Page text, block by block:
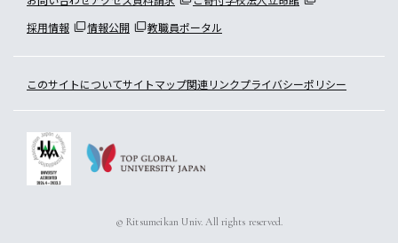
採用情報
情報公開 教職員ポータル
このサイトについてサイトマップ関連リンクプライバシーポリシー
© Ritsumeikan Univ. All rights reserved.